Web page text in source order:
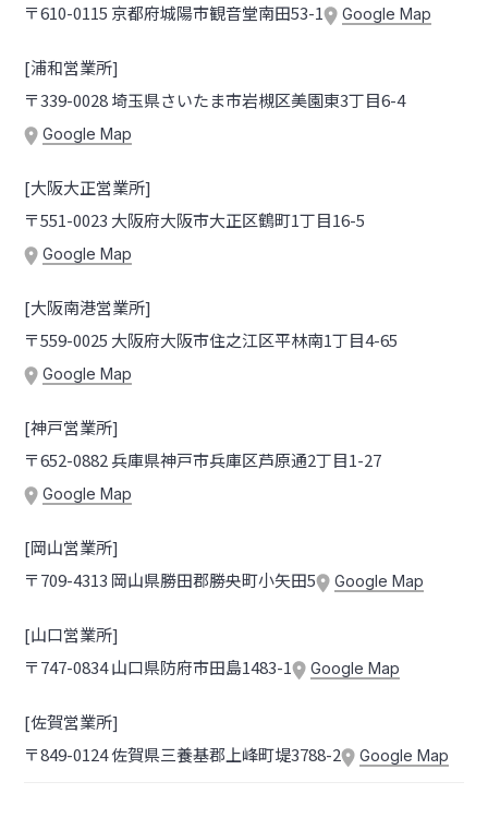
〒610-0115 京都府城陽市観音堂南田53-1
Google Map
[浦和営業所]
〒339-0028 埼玉県さいたま市岩槻区美園東3丁目6-4
Google Map
[大阪大正営業所]
〒551-0023 大阪府大阪市大正区鶴町1丁目16-5
Google Map
[大阪南港営業所]
〒559-0025 大阪府大阪市住之江区平林南1丁目4-65
Google Map
[神戸営業所]
〒652-0882 兵庫県神戸市兵庫区芦原通2丁目1-27
Google Map
[岡山営業所]
〒709-4313 岡山県勝田郡勝央町小矢田5
Google Map
[山口営業所]
〒747-0834 山口県防府市田島1483-1
Google Map
[佐賀営業所]
〒849-0124 佐賀県三養基郡上峰町堤3788-2
Google Map